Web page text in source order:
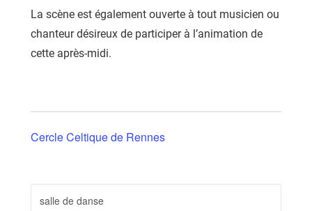
La scène est également ouverte à tout musicien ou
chanteur désireux de participer à l’animation de
cette après-midi.
Cercle Celtique de Rennes
salle de danse